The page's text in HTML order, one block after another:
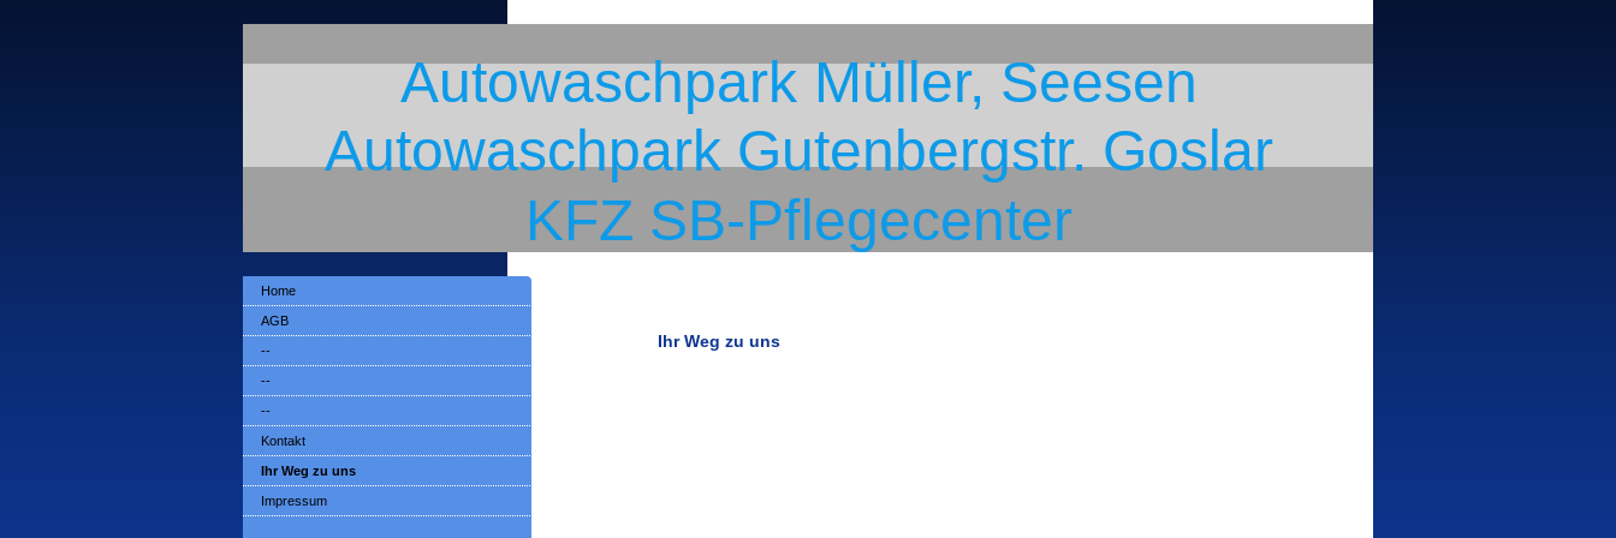
Autowaschpark Müller, Seesen
Autowaschpark Gutenbergstr. Goslar
KFZ SB-Pflegecenter
Ihr Weg zu uns
Home
AGB
--
--
--
Kontakt
Ihr Weg zu uns
Impressum